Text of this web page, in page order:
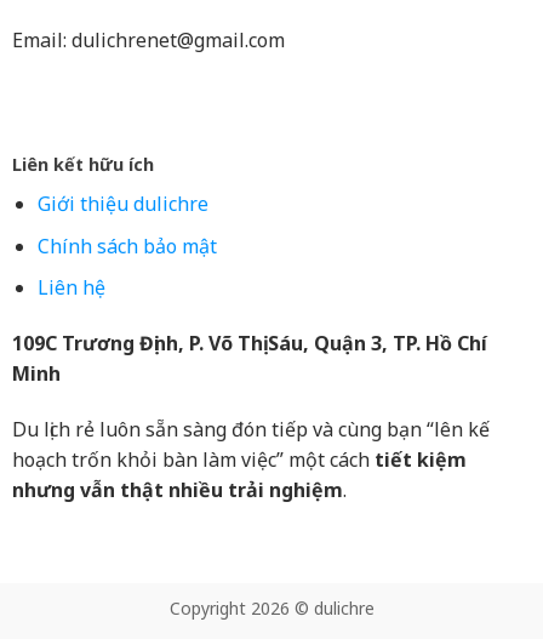
Email: dulichrenet@gmail.com
Liên kết hữu ích
Giới thiệu dulichre
Chính sách bảo mật
Liên hệ
109C Trương Định, P. Võ Thị Sáu, Quận 3, TP. Hồ Chí
Minh
Du lịch rẻ luôn sẵn sàng đón tiếp và cùng bạn “lên kế
hoạch trốn khỏi bàn làm việc” một cách tiết kiệm
nhưng vẫn thật nhiều trải nghiệm.
Copyright 2026 © dulichre